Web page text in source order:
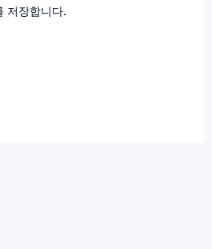
저장합니다.